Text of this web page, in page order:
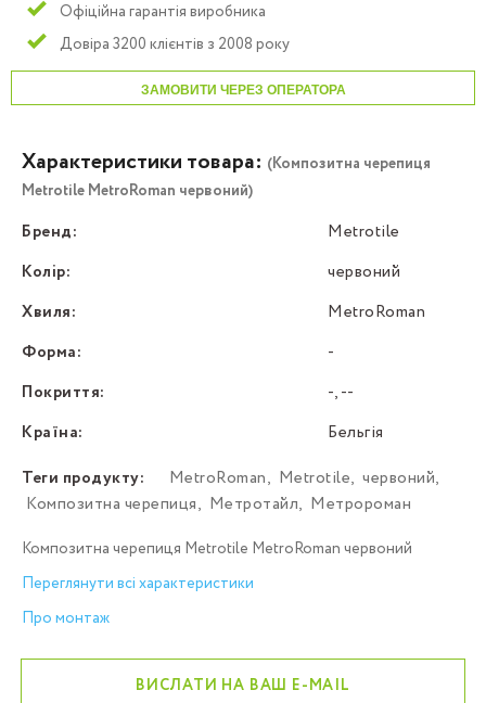
Офіційна гарантія виробника
Довіра 3200 клієнтів з 2008 року
ЗАМОВИТИ ЧЕРЕЗ ОПЕРАТОРА
Характеристики товара: (Композитна черепиця
Metrotile MetroRoman червоний)
Бренд:
Metrotile
Колір:
червоний
Хвиля:
MetroRoman
Форма:
-
Покриття:
-, --
Країна:
Бельгія
Теги продукту:
MetroRoman, Metrotile, червоний,
Композитна черепиця, Метротайл, Метророман
Композитна черепиця Metrotile MetroRoman червоний
Переглянути всі характеристики
Про монтаж
ВИСЛАТИ НА ВАШ E-MAIL